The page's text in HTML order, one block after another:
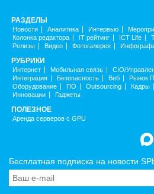
РАЗДЕЛЫ
Новости Аналитика Интервью
Колонка редактора
IT рейтинг ICT Life
Релизы
Видео Фотогалерея
РУБРИКИ
Интернет Мобильная связь CIO/
Интеграция
Безопасность Веб Рынок
Оборудование
ПО Outsourcing Кадры
Инновации
Гаджеты
ПОЛЕЗНОЕ
Аренда серверов с GPU
Бесплатная подписка на новости